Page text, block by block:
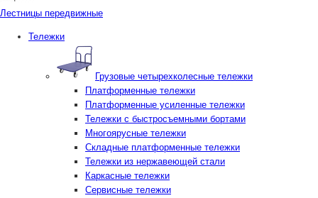
Лестницы передвижные
Тележки
Грузовые четырехколесные тележки
Платформенные тележки
Платформенные усиленные тележки
Тележки с быстросъемными бортами
Многоярусные тележки
Складные платформенные тележки
Тележки из нержавеющей стали
Каркасные тележки
Сервисные тележки